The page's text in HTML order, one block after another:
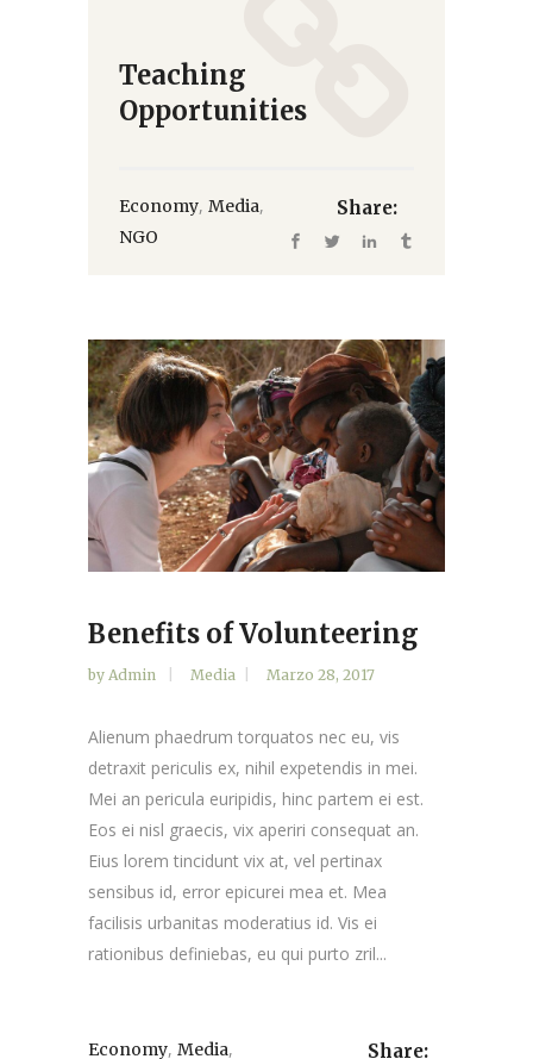
Teaching
Opportunities
Economy, Media,
NGO
Share:
Benefits of Volunteering
by Admin Media Marzo 28, 2017
Alienum phaedrum torquatos nec eu, vis
detraxit periculis ex, nihil expetendis in mei.
Mei an pericula euripidis, hinc partem ei est.
Eos ei nisl graecis, vix aperiri consequat an.
Eius lorem tincidunt vix at, vel pertinax
sensibus id, error epicurei mea et. Mea
facilisis urbanitas moderatius id. Vis ei
rationibus definiebas, eu qui purto zril...
Economy, Media, Share: